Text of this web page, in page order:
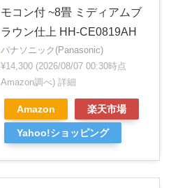
モコン付 ~8畳 ミディアムブ
ラウン仕上 HH-CE0819AH
パナソニック(Panasonic)
¥14,300 (2026/08/07 00:30時点
Amazon調べ) 詳細
Amazon 楽天市場
Yahoo!ショッピング